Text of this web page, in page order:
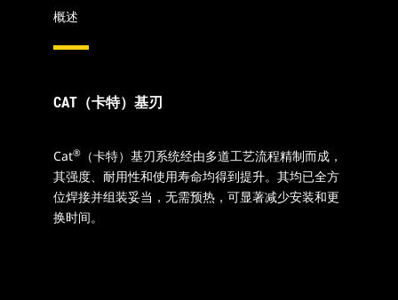
概述
CAT（卡特）基刃
Cat®
（卡特）基刃系统经由多道工艺流程精制而成，
其强度、耐用性和使用寿命均得到提升。其均已全方
位焊接并组装妥当，无需预热，可显著减少安装和更
换时间。